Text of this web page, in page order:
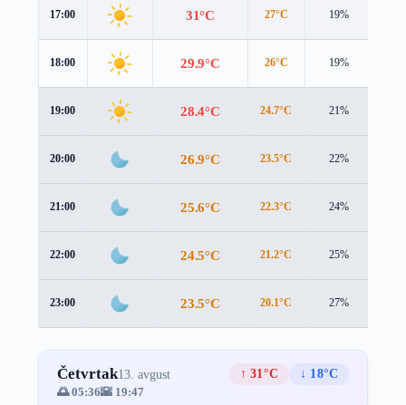
17:00 31°C 27°C 19%
18:00 29.9°C 26°C 19%
19:00 28.4°C 24.7°C 21%
20:00 26.9°C 23.5°C 22%
21:00 25.6°C 22.3°C 24%
22:00 24.5°C 21.2°C 25%
23:00 23.5°C 20.1°C 27%
Četvrtak13. avgust ↑ 31°C
↓ 18°C
🌅 05:36🌇 19:47